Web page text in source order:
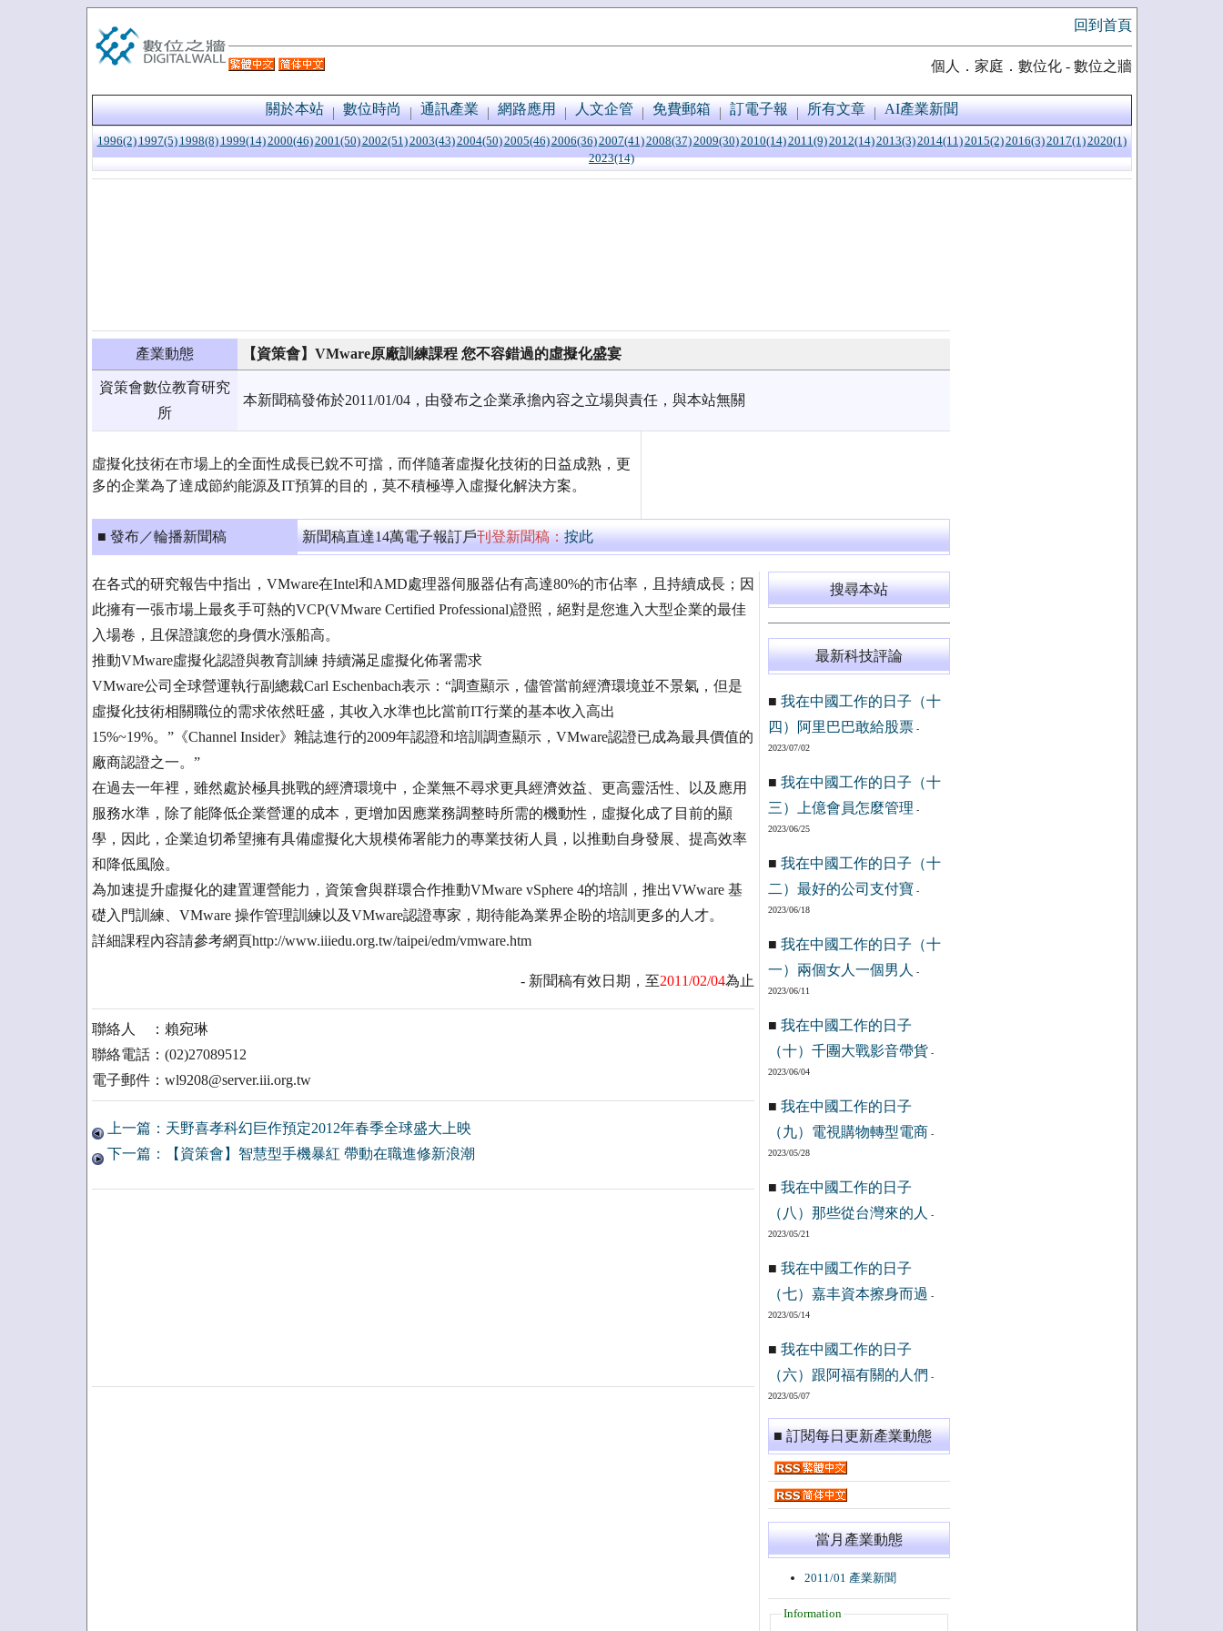
回到首頁
個人．家庭．數位化 - 數位之牆
關於本站 數位時尚 通訊產業 網路應用 人文企管 免費郵箱 訂電子報 所有文章 AI產業新聞
1996(2) 1997(5) 1998(8) 1999(14)2000(46)2001(50)2002(51)2003(43)2004(50)2005(46)2006(36)2007(41)2008(37)2009(30)2010(14)2011(9)2012(14)2013(3)2014(11)2015(2)2016(3)2017(1)2020(1)
2023(14)
產業動態 【資策會】VMware原廠訓練課程 您不容錯過的虛擬化盛宴
資策會數位教育研究
所
本新聞稿發佈於2011/01/04，由發布之企業承擔內容之立場與責任，與本站無關
虛擬化技術在市場上的全面性成長已銳不可擋，而伴隨著虛擬化技術的日益成熟，更
多的企業為了達成節約能源及IT預算的目的，莫不積極導入虛擬化解決方案。
■ 發布／輪播新聞稿 新聞稿直達14萬電子報訂戶刊登新聞稿：按此
在各式的研究報告中指出，VMware在Intel和AMD處理器伺服器佔有高達80%的市佔率，且持續成長；因
此擁有一張市場上最炙手可熱的VCP(VMware Certified Professional)證照，絕對是您進入大型企業的最佳
入場卷，且保證讓您的身價水漲船高。
推動VMware虛擬化認證與教育訓練 持續滿足虛擬化佈署需求
VMware公司全球營運執行副總裁Carl Eschenbach表示：“調查顯示，儘管當前經濟環境並不景氣，但是
虛擬化技術相關職位的需求依然旺盛，其收入水準也比當前IT行業的基本收入高出
15%~19%。”《Channel Insider》雜誌進行的2009年認證和培訓調查顯示，VMware認證已成為最具價值的
廠商認證之一。”
在過去一年裡，雖然處於極具挑戰的經濟環境中，企業無不尋求更具經濟效益、更高靈活性、以及應用
服務水準，除了能降低企業營運的成本，更增加因應業務調整時所需的機動性，虛擬化成了目前的顯
學，因此，企業迫切希望擁有具備虛擬化大規模佈署能力的專業技術人員，以推動自身發展、提高效率
和降低風險。
為加速提升虛擬化的建置運營能力，資策會與群環合作推動VMware vSphere 4的培訓，推出VWware 基
礎入門訓練、VMware 操作管理訓練以及VMware認證專家，期待能為業界企盼的培訓更多的人才。
詳細課程內容請參考網頁http://www.iiiedu.org.tw/taipei/edm/vmware.htm
- 新聞稿有效日期，至2011/02/04為止
聯絡人 ：賴宛琳
聯絡電話：(02)27089512
電子郵件：wl9208@server.iii.org.tw
上一篇：天野喜孝科幻巨作預定2012年春季全球盛大上映
下一篇：【資策會】智慧型手機暴紅 帶動在職進修新浪潮
搜尋本站
最新科技評論
■ 我在中國工作的日子（十
四）阿里巴巴敢給股票-
2023/07/02
■ 我在中國工作的日子（十
三）上億會員怎麼管理 -
2023/06/25
■ 我在中國工作的日子（十
二）最好的公司支付寶 -
2023/06/18
■ 我在中國工作的日子（十
一）兩個女人一個男人
-
2023/06/11
■ 我在中國工作的日子
（十）千團大戰影音帶貨 -
2023/06/04
■ 我在中國工作的日子
（九）電視購物轉型電商 -
2023/05/28
■ 我在中國工作的日子
（八）那些從台灣來的人
-
2023/05/21
■ 我在中國工作的日子
（七）嘉丰資本擦身而過 -
2023/05/14
■ 我在中國工作的日子
（六）跟阿福有關的人們 -
2023/05/07
■ 訂閱每日更新產業動態
當月產業動態
2011/01 產業新聞
Information